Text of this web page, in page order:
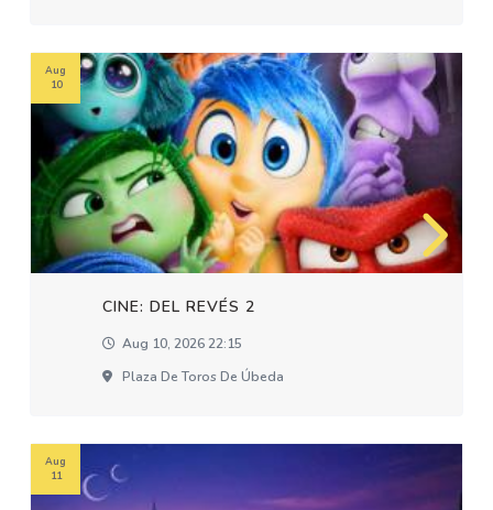
CINE: DEL REVÉS 2
Aug 10, 2026 22:15
Plaza De Toros De Úbeda
Aug
10
Aug
11